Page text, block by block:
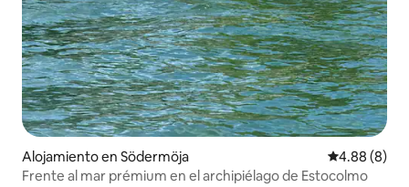
Alojamiento en Södermöja Calificación
4.88 (8)
Frente al mar prémium en el archipiélago de Estocolmo